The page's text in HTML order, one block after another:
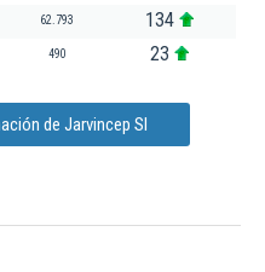
62.793 134
490 23
de Jarvincep Sl